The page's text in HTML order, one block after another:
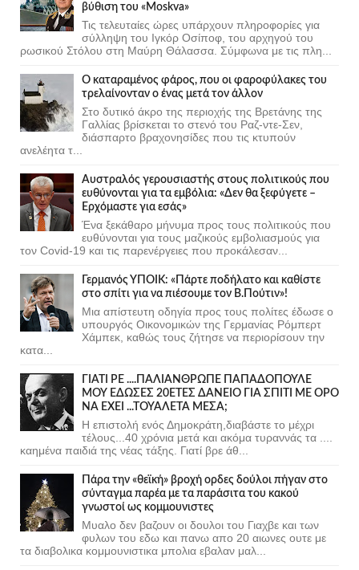
βύθιση του «Moskva»
Τις τελευταίες ώρες υπάρχουν πληροφορίες για
σύλληψη του Ιγκόρ Οσίποφ, του αρχηγού του
ρωσικού Στόλου στη Μαύρη Θάλασσα. Σύμφωνα με τις πλη...
Ο καταραμένος φάρος, που οι φαροφύλακες του
τρελαίνονταν ο ένας μετά τον άλλον
Στο δυτικό άκρο της περιοχής της Βρετάνης της
Γαλλίας βρίσκεται το στενό του Ραζ-ντε-Σεν,
διάσπαρτο βραχονησίδες που τις κτυπούν
ανελέητα τ...
Αυστραλός γερουσιαστής στους πολιτικούς που
ευθύνονται για τα εμβόλια: «Δεν θα ξεφύγετε –
Ερχόμαστε για εσάς»
Ένα ξεκάθαρο μήνυμα προς τους πολιτικούς που
ευθύνονται για τους μαζικούς εμβολιασμούς για
τον Covid-19 και τις παρενέργειες που προκάλεσαν...
Γερμανός ΥΠΟΙΚ: «Πάρτε ποδήλατο και καθίστε
στο σπίτι για να πιέσουμε τον Β.Πούτιν»!
Μια απίστευτη οδηγία προς τους πολίτες έδωσε ο
υπουργός Οικονομικών της Γερμανίας Ρόμπερτ
Χάμπεκ, καθώς τους ζήτησε να περιορίσουν την
κατα...
ΓΙΑΤΙ ΡΕ ....ΠΑΛΙΑΝΘΡΩΠΕ ΠΑΠΑΔΟΠΟΥΛΕ
ΜΟΥ ΕΔΩΣΕΣ 20ΕΤΕΣ ΔΑΝΕΙΟ ΓΙΑ ΣΠΙΤΙ ΜΕ ΟΡΟ
ΝΑ ΕΧΕΙ ...ΤΟΥΑΛΕΤΑ ΜΕΣΑ;
Η επιστολή ενός Δημοκράτη,διαβάστε το μέχρι
τέλους...40 χρόνια μετά και ακόμα τυραννάς τα ....
καημένα παιδιά της νέας τάξης. Γιατί βρε άθ...
Πάρα την «θεϊκή» βροχή ορδες δούλοι πήγαν στο
σύνταγμα παρέα με τα παράσιτα του κακού
γνωστοί ως κομμουνιστες
Μυαλο δεν βαζουν οι δουλοι του Γιαχβε και των
φυλων του εδω και πανω απο 20 αιωνες ουτε με
τα διαβολικα κομμουνιστικα μπολια εβαλαν μαλ...